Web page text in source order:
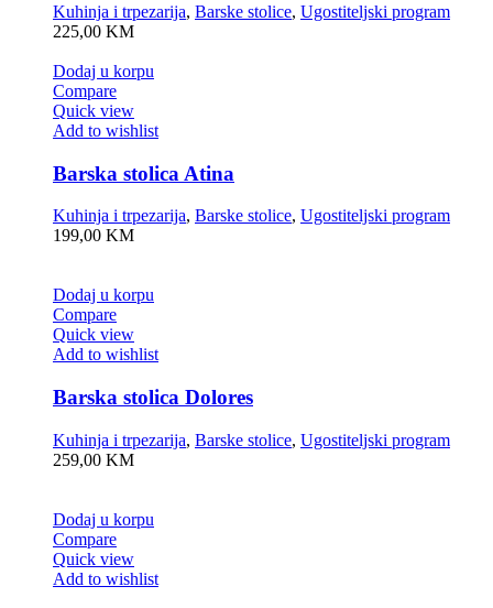
Kuhinja i trpezarija, Barske stolice, Ugostiteljski program
225,00 KM
Dodaj u korpu
Compare
Quick view
Add to wishlist
Barska stolica Atina
Kuhinja i trpezarija, Barske stolice, Ugostiteljski program
199,00 KM
Dodaj u korpu
Compare
Quick view
Add to wishlist
Barska stolica Dolores
Kuhinja i trpezarija, Barske stolice, Ugostiteljski program
259,00 KM
Dodaj u korpu
Compare
Quick view
Add to wishlist